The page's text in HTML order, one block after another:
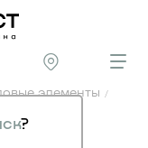
?
элементы